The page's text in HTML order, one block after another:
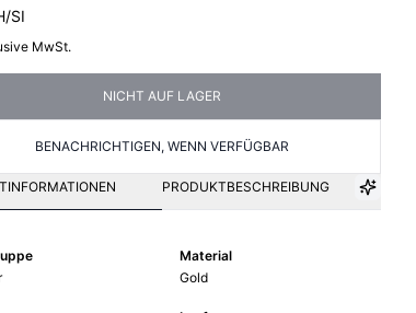
SI
MwSt.
NICHT AUF LAGER
BENACHRICHTIGEN, WENN VERFÜGBAR
PRODUKTBESCHREIBUNG
Material
Gold